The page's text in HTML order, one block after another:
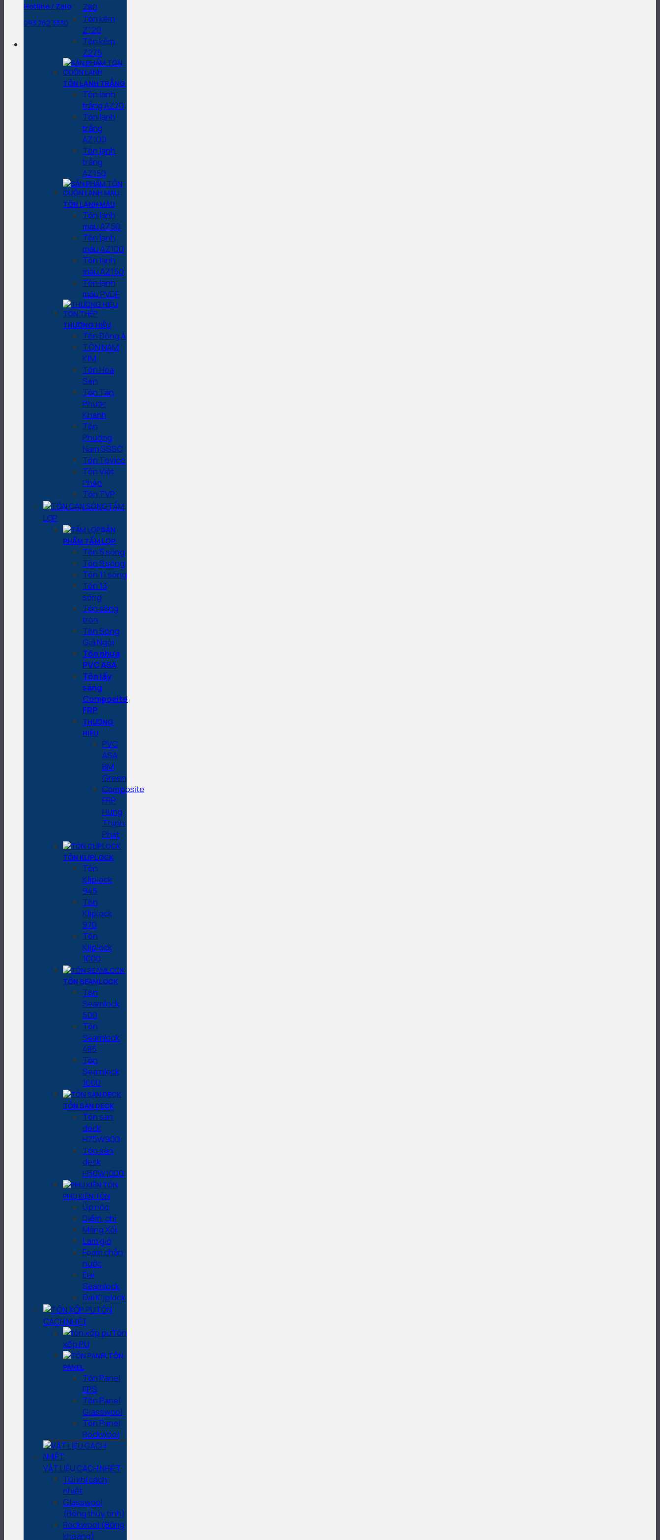
Hotline / Zalo
093 762 3330
Z80
Tôn kẽm
Z120
Tôn kẽm
Z275
TÔN LẠNH TRẮNG
Tôn lạnh
trắng AZ70
Tôn lạnh
trắng
AZ100
Tôn lạnh
trắng
AZ150
TÔN LẠNH MÀU
Tôn lạnh
màu AZ50
Tôn lạnh
màu AZ100
Tôn lạnh
màu AZ150
Tôn lạnh
màu PVDF
THƯƠNG HIỆU
Tôn Đông Á
TÔN NAM
KIM
Tôn Hoa
Sen
Tôn Tân
Phước
Khanh
Tôn
Phương
Nam SSSC
Tôn Tovico
Tôn Việt
Pháp
Tôn TVP
TẤM
LỢP
SẢN
PHẨM TẤM LỢP
Tôn 5 sóng
Tôn 9 sóng
Tôn 11 sóng
Tôn 13
sóng
Tôn sóng
tròn
Tôn Sóng
Giả Ngói
Tôn nhựa
PVC ASA
Tôn lấy
sáng
Composite
FRP
THƯƠNG
HIỆU
PVC
ASA
BM
Green
Composite
FRP
Hưng
Thịnh
Phát
TÔN KLIPLOCK
Tôn
Kliplock
945
Tôn
Kliplock
970
Tôn
Kliplock
1000
TÔN SEAMLOCK
Tôn
Seamlock
500
Tôn
Seamlock
485
Tôn
Seamlock
1000
TÔN SÀN DECK
Tôn sàn
deck
H75W900
Tôn sàn
deck
H50W1000
PHỤ KIỆN TÔN
Úp nóc
Diềm, chỉ
Máng Xối
Lam gió
Foam chắn
nước
Đai
Seamlock
Đai Kliplock
TÔN
CÁCH NHIỆT
Tôn
xốp PU
TÔN
PANEL
Tôn Panel
EPS
Tôn Panel
Glasswool
Tôn Panel
Rockwool
VẬT LIỆU CÁCH NHIỆT
Túi khí cách
nhiệt
Glasswool
(Bông thủy tinh)
Rockwool (Bông
khoáng)